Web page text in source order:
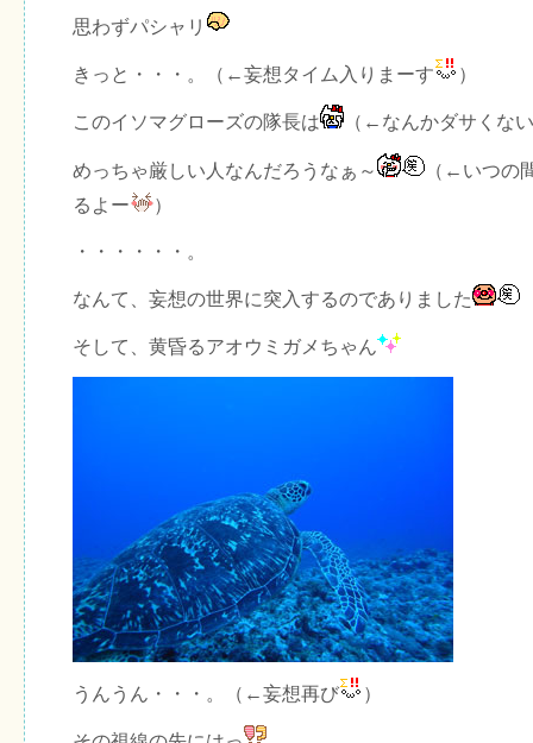
思わずパシャリ
きっと・・・。（←妄想タイム入りまーす ）
このイソマグローズの隊長は （←なんかダサくない
めっちゃ厳しい人なんだろうなぁ～
（←いつの
るよー
）
・・・・・・。
なんて、妄想の世界に突入するのでありました
そして、黄昏るアオウミガメちゃん
うんうん・・・。（←妄想再び ）